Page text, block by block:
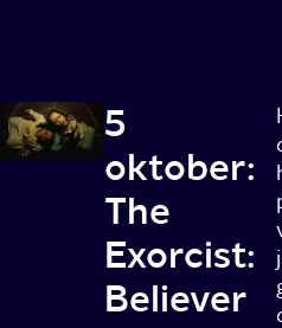
5
oktober:
The
Exorcist:
Believer